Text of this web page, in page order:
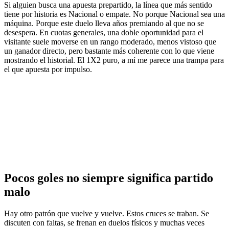
Si alguien busca una apuesta prepartido, la línea que más sentido
tiene por historia es Nacional o empate. No porque Nacional sea una
máquina. Porque este duelo lleva años premiando al que no se
desespera. En cuotas generales, una doble oportunidad para el
visitante suele moverse en un rango moderado, menos vistoso que
un ganador directo, pero bastante más coherente con lo que viene
mostrando el historial. El 1X2 puro, a mí me parece una trampa para
el que apuesta por impulso.
Pocos goles no siempre significa partido
malo
Hay otro patrón que vuelve y vuelve. Estos cruces se traban. Se
discuten con faltas, se frenan en duelos físicos y muchas veces